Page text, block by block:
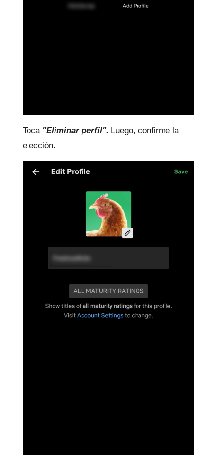
Toca "Eliminar perfil". Luego, confirme la
elección.